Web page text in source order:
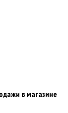
в магазине